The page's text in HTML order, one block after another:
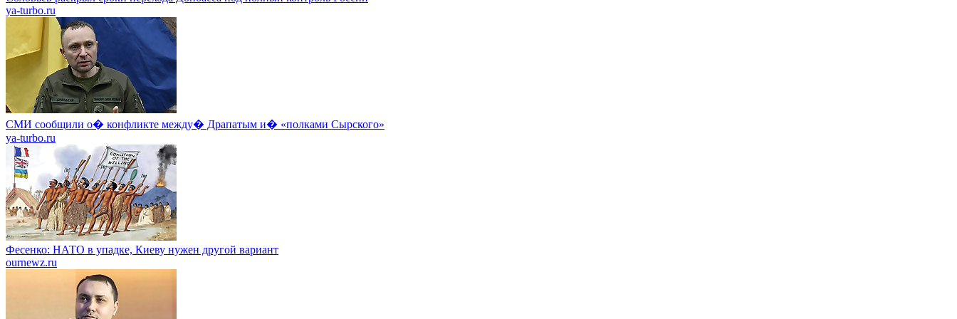
ya-turbo.ru
СМИ сообщили о� конфликте между� Драпатым и� «полками Сырского»
ya-turbo.ru
Фесенко: НАТО в упадке, Киеву нужен другой вариант
ournewz.ru